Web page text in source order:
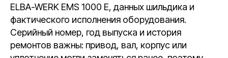
ELBA-WERK EMS 1000 E, данных шильдика и
фактического исполнения оборудования.
Серийный номер, год выпуска и история
ремонтов важны: привод, вал, корпус или